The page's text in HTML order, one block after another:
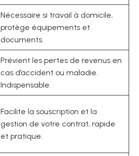
Nécessaire si travail à domicile,
protège équipements et
documents.
Prévient les pertes de revenus en
cas d’accident ou maladie.
Indispensable.
Facilite la souscription et la
gestion de votre contrat, rapide
et pratique.